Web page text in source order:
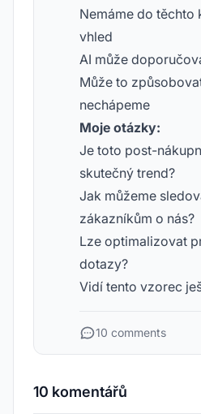
Nemáme do
vhled
AI může
Může to
nechápeme
Moje otázky:
Je toto post-
skutečný trend?
Jak můžeme
zákazníkům o nás?
Lze optimalizovat
dotazy?
Vidí tento vzorec
10 comments
10 komentářů